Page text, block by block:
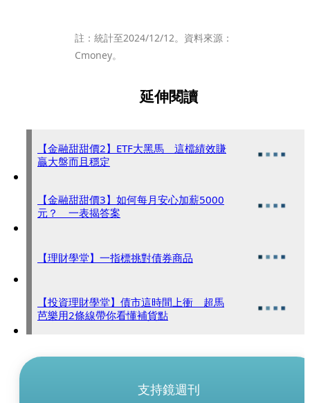
註：統計至2024/12/12。資料來源：
Cmoney。
延伸閱讀
【金融甜甜價2】ETF大黑馬 這檔績效賺
贏大盤而且穩定
【金融甜甜價3】如何每月安心加薪5000
元？ 一表揭答案
【理財學堂】一指標挑對債券商品
【投資理財學堂】債市這時間上衝 超馬
芭樂用2條線帶你看懂補貨點
支持鏡週刊